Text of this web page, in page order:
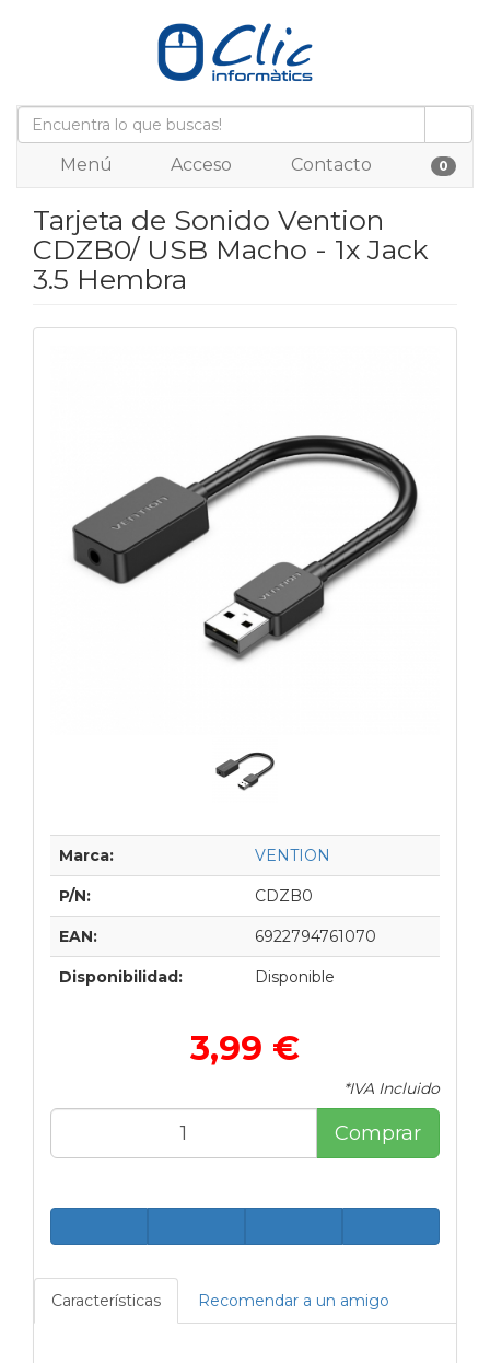
Menú Acceso Contacto 0
Tarjeta de Sonido Vention
CDZB0/ USB Macho - 1x Jack
3.5 Hembra
Marca: VENTION
P/N: CDZB0
EAN: 6922794761070
Disponibilidad: Disponible
3,99 €
*IVA Incluido
Comprar
Características Recomendar a un amigo